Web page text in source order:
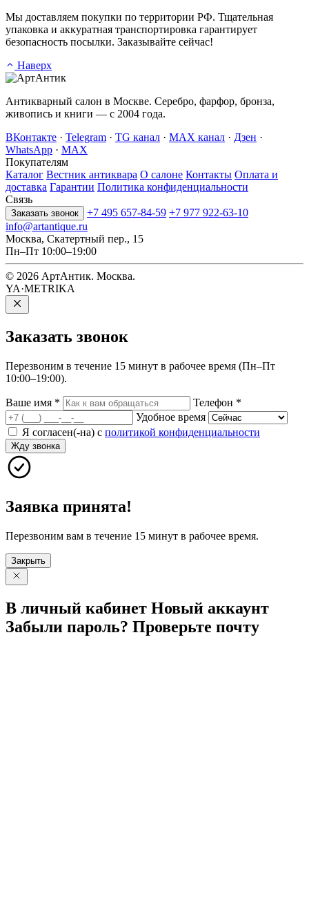
Мы доставляем покупки по территории РФ. Тщательная
упаковка и аккуратная транспортировка гарантирует
безопасность посылки. Заказывайте сейчас!
Наверх
Антикварный салон в Москве. Серебро, фарфор, бронза,
живопись и книги — с 2004 года.
ВКонтакте · Telegram · TG канал · MAX канал · Дзен ·
WhatsApp · MAX
Покупателям
Каталог Вестник антиквара О салоне Контакты Оплата и
доставка Гарантии Политика конфиденциальности
Связь
Заказать звонок +7 495 657-84-59 +7 977 922-63-10
info@artantique.ru
Москва, Скатертный пер., 15
Пн–Пт 10:00–19:00
© 2026 АртАнтик. Москва.
YA·METRIKA
Заказать звонок
Перезвоним в течение 15 минут в рабочее время (Пн–Пт
10:00–19:00).
Ваше имя * Телефон *
Удобное время
Я согласен(-на) с политикой конфиденциальности
Жду звонка
Заявка принята!
Перезвоним вам в течение 15 минут в рабочее время.
Закрыть
В личный кабинет Новый аккаунт
Забыли пароль? Проверьте почту